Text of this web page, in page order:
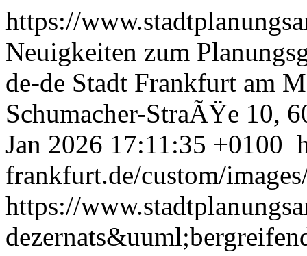
https://
Neuigkeiten zum
de-de Stadt Frankfurt am
Schumacher-StraÃŸe 10,
Jan 2026 17:11:35 +0100
frankfurt.de/custom/
https://